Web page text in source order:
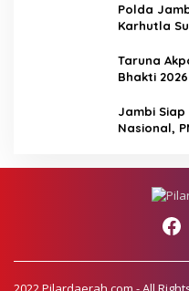
Polda
Karhutla
Taruna
Bhakti
Jambi Siap
Nasional,